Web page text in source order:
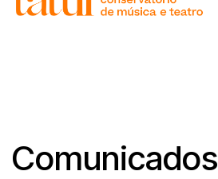
Comunicados